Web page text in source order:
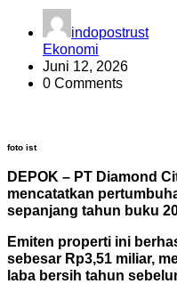
indopostrust
Ekonomi
Juni 12, 2026
0 Comments
foto ist
DEPOK – PT Diamond
mencatatkan
sepanjang tahun buku
Emiten properti ini
sebesar Rp3,51 miliar,
laba bersih tahun